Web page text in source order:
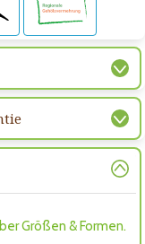
Größen & Formen.